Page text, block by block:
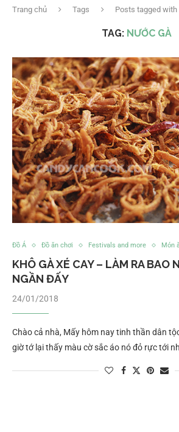
Trang chủ Tags Posts tagged with
TAG: NƯỚC GÀ
Đồ Á Đồ ăn chơi Festivals and more Món
KHÔ GÀ XÉ CAY – LÀM RA BAO
NGẦN ĐẤY
24/01/2018
Chào cả nhà, Mấy hôm nay tinh thần dân
giờ tớ lại thấy màu cờ sắc áo nó đỏ rực tới